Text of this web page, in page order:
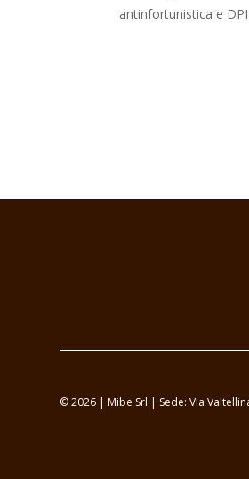
antinfortunistica e DPI
© 2026 | Mibe Srl | Sede: Via